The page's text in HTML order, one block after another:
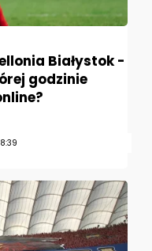
Białystok -
godzinie